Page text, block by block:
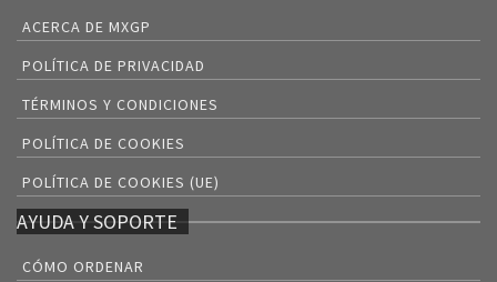
ACERCA DE MXGP
POLÍTICA DE PRIVACIDAD
TÉRMINOS Y CONDICIONES
POLÍTICA DE COOKIES
POLÍTICA DE COOKIES (UE)
AYUDA Y SOPORTE
CÓMO ORDENAR